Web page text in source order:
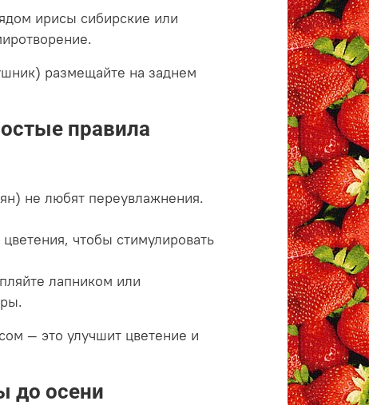
ирисы сибирские или
размещайте на заднем
правила
не любят переувлажнения.
чтобы стимулировать
лапником или
— это улучшит цветение и
до осени